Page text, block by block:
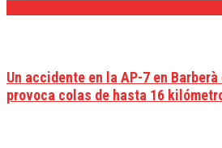
Un accidente en la AP-7 en
provoca colas de hasta 16